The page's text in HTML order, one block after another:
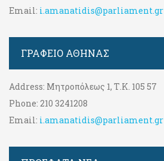
Email: i.amanatidis@parliament.gr
ΓΡΑΦΕΊΟ ΑΘΉΝΑΣ
Address: Μητροπόλεως 1, Τ.Κ. 105 57
Phone: 210 3241208
Email: i.amanatidis@parliament.gr